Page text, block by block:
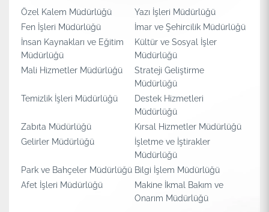
Özel Kalem Müdürlüğü
Yazı İşleri Müdürlüğü
Fen İşleri Müdürlüğü
İmar ve Şehircilik Müdürlüğü
İnsan Kaynakları ve Eğitim
Müdürlüğü
Kültür ve Sosyal İşler
Müdürlüğü
Mali Hizmetler Müdürlüğü
Strateji Geliştirme
Müdürlüğü
Temizlik İşleri Müdürlüğü
Destek Hizmetleri
Müdürlüğü
Zabıta Müdürlüğü
Kırsal Hizmetler Müdürlüğü
Gelirler Müdürlüğü
İşletme ve İştirakler
Müdürlüğü
Park ve Bahçeler Müdürlüğü Bilgi İşlem Müdürlüğü
Afet İşleri Müdürlüğü
Makine İkmal Bakım ve
Onarım Müdürlüğü